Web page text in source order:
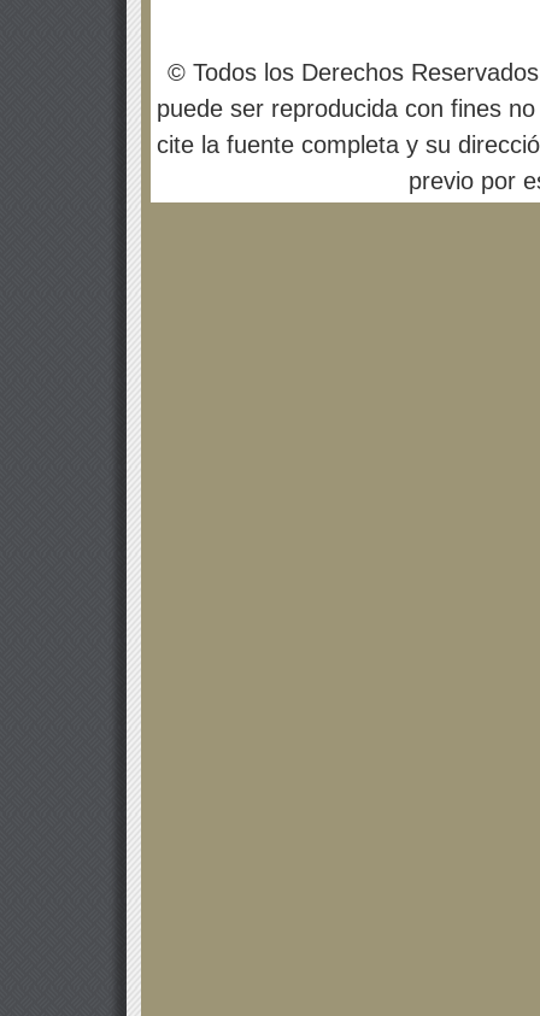
© Todos los Derechos
puede ser reproducida con fines
cite la fuente completa y su
previo por